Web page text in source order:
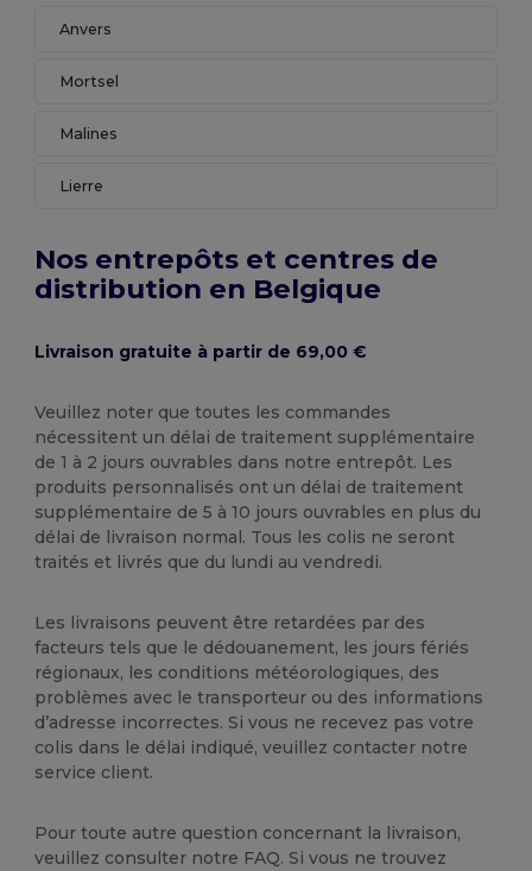
Anvers
Mortsel
Malines
Lierre
Nos entrepôts et centres de
distribution en Belgique
Livraison gratuite à partir de 69,00 €
Veuillez noter que toutes les commandes
nécessitent un délai de traitement supplémentaire
de 1 à 2 jours ouvrables dans notre entrepôt. Les
produits personnalisés ont un délai de traitement
supplémentaire de 5 à 10 jours ouvrables en plus du
délai de livraison normal. Tous les colis ne seront
traités et livrés que du lundi au vendredi.
Les livraisons peuvent être retardées par des
facteurs tels que le dédouanement, les jours fériés
régionaux, les conditions météorologiques, des
problèmes avec le transporteur ou des informations
d’adresse incorrectes. Si vous ne recevez pas votre
colis dans le délai indiqué, veuillez contacter notre
service client.
Pour toute autre question concernant la livraison,
veuillez consulter notre FAQ. Si vous ne trouvez